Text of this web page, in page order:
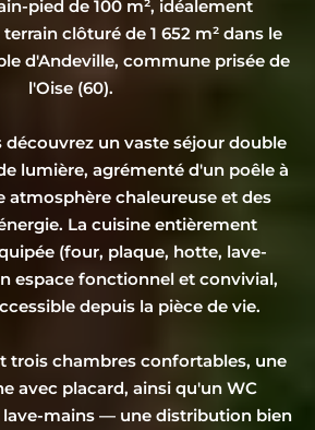
pied de 100 m², idéalement
clôturé de 1 652 m² dans le
d'Andeville, commune prisée de
l'Oise (60).
découvrez un vaste séjour double
lumière, agrémenté d'un poêle à
atmosphère chaleureuse et des
La cuisine entièrement
(four, plaque, hotte, lave-
espace fonctionnel et convivial,
depuis la pièce de vie.
trois chambres confortables, une
avec placard, ainsi qu'un WC
lave-mains — une distribution bien